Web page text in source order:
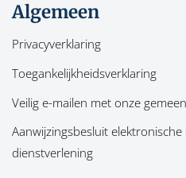
Algemeen
Privacyverklaring
Toegankelijkheidsverklaring
Veilig e-mailen met onze
Aanwijzingsbesluit
dienstverlening